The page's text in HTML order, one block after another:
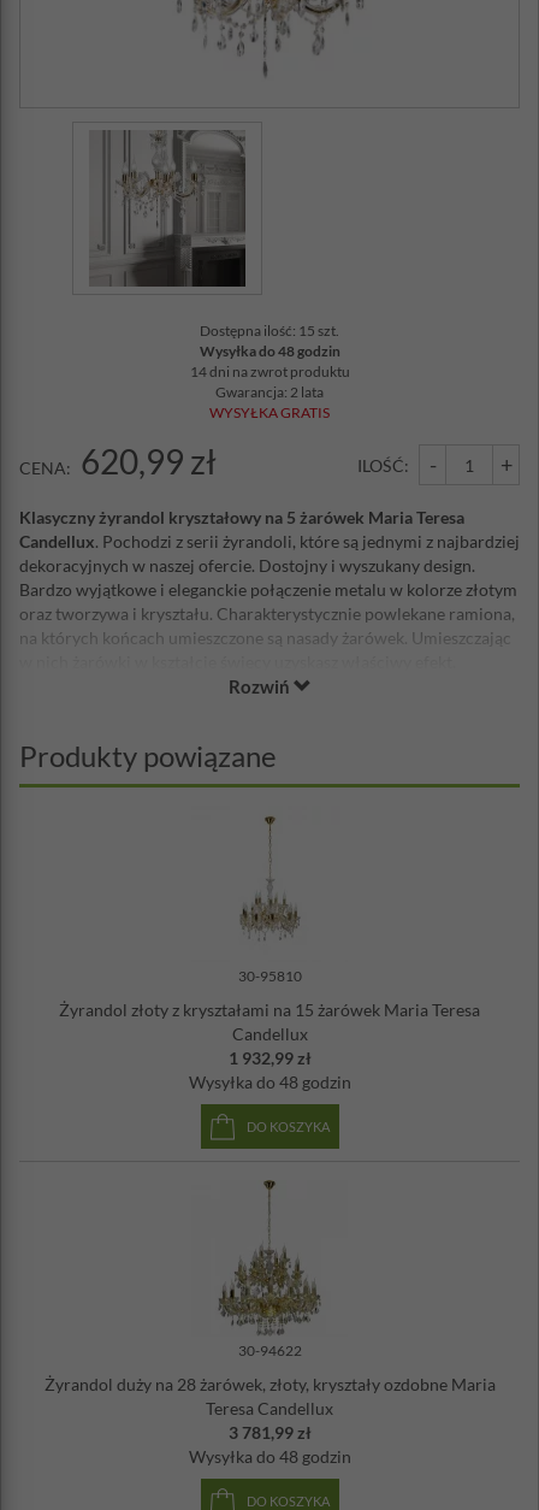
Dostępna ilość: 15 szt.
Wysyłka do 48 godzin
14 dni na zwrot produktu
Gwarancja: 2 lata
WYSYŁKA GRATIS
CENA: 620,99 zł ILOŚĆ: - +
Klasyczny żyrandol kryształowy na 5 żarówek Maria Teresa
Candellux. Pochodzi z serii żyrandoli, które są jednymi z najbardziej
dekoracyjnych w naszej ofercie. Dostojny i wyszukany design.
Bardzo wyjątkowe i eleganckie połączenie metalu w kolorze złotym
oraz tworzywa i kryształu. Charakterystycznie powlekane ramiona,
na których końcach umieszczone są nasady żarówek. Umieszczając
Zawieszony na wytrzymałym łańcuchu
również prywatnych mieszkaniach urządzonych w klasycznym
stylu.
materiał: metal, szkło, tworzywo
max moc żarówki: 5x40W
żarówka w zestawie: nie
Rozwiń
Produkty powiązane
30-95810
Żyrandol złoty z kryształami na 15 żarówek Maria Teresa
Candellux
1 932,99 zł
Wysyłka do 48 godzin
DO KOSZYKA
30-94622
Żyrandol duży na 28 żarówek, złoty, kryształy ozdobne Maria
Teresa Candellux
3 781,99 zł
Wysyłka do 48 godzin
DO KOSZYKA